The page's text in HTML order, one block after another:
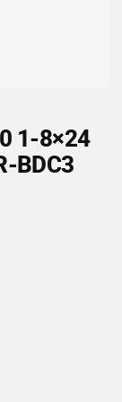
1-8×24
BDC3